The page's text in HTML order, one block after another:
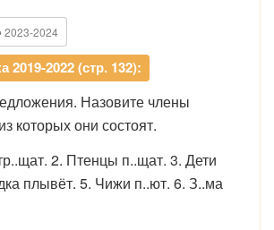
2023-2024
2019-2022 (стр. 132):
Назовите члены
которых они состоят.
2. Птенцы п..щат. 3. Дети
плывёт. 5. Чижи п..ют. 6. З..ма